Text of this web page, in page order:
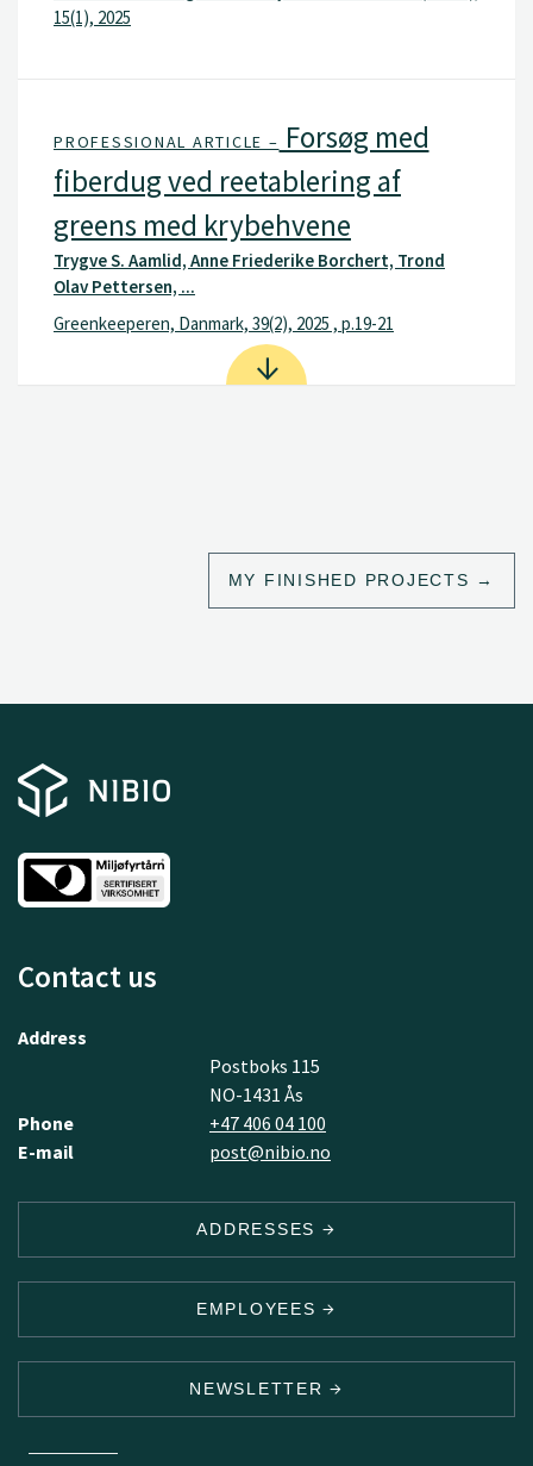
15(1), 2025
PROFESSIONAL ARTICLE – Forsøg med
fiberdug ved reetablering af
greens med krybehvene
Trygve S. Aamlid, Anne Friederike Borchert, Trond
Olav Pettersen, ...
Greenkeeperen, Danmark, 39(2), 2025 , p.19-21
MY FINISHED PROJECTS
Contact us
Address
Postboks 115
NO-1431 Ås
Phone
+47 406 04 100
E-mail
post@nibio.no
ADDRESSES
EMPLOYEES
NEWSLETTER